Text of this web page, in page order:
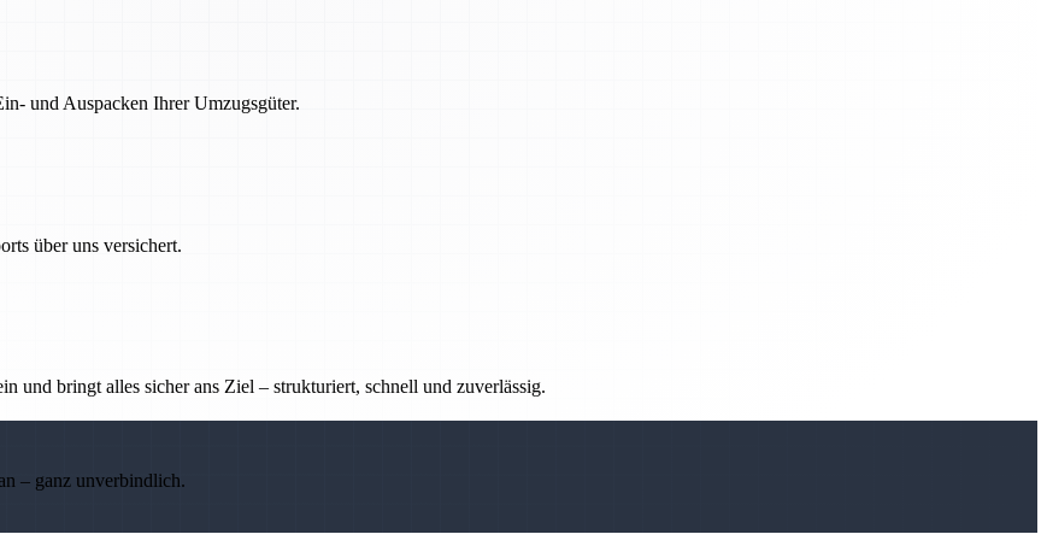
und Auspacken Ihrer Umzugsgüter.
über uns versichert.
und bringt alles sicher ans Ziel – strukturiert, schnell und zuverlässig.
– ganz unverbindlich.